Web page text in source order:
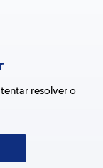
resolver o